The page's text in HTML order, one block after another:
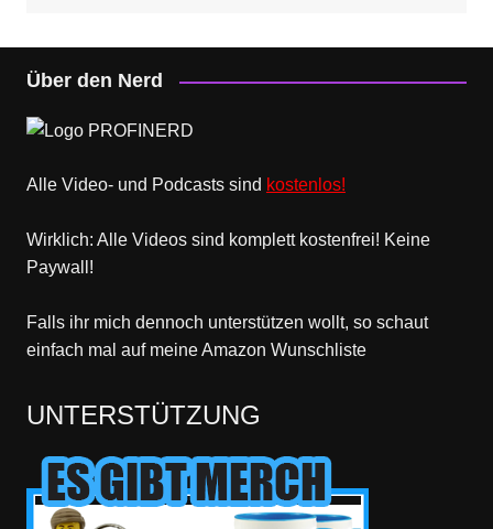
Über den Nerd
Alle Video- und Podcasts sind kostenlos!
Wirklich: Alle Videos sind komplett kostenfrei! Keine
Paywall!
Falls ihr mich dennoch unterstützen wollt, so schaut
einfach mal auf meine Amazon Wunschliste
UNTERSTÜTZUNG